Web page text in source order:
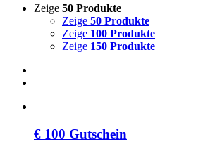
Zeige 50 Produkte
Zeige 50 Produkte
Zeige 100 Produkte
Zeige 150 Produkte
€ 100 Gutschein